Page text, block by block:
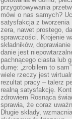
przygotowywania
mówi o nas samych?
satysfakcja z tworzenia
zera, nawet prostego,
sprawczości. Krojenie
składników,
danie jest
pachnącego ciasta lub
dumę: „zrobiłem to
wiele rzeczy jest
rezultat pracy – talerz
realną satysfakcję.
zdrowiem Rosnąca
sprawia, że coraz
Długie składy,